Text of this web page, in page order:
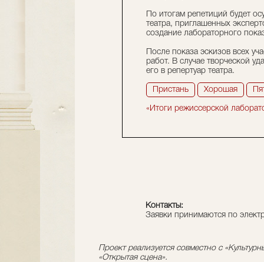
По итогам репетиций будет
театра, приглашенных
создание лабораторного
После показа эскизов всех
работ. В случае творческой
его в репертуар театра.
Пристань Хорошая
«Итоги режиссерской
Контакты:
Заявки принимаются по
Проект реализуется совместно с
«Открытая сцена».